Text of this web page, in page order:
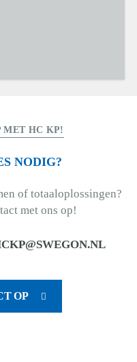
MET HC KP!
NODIG?
of totaaloplossingen?
met ons op!
OP